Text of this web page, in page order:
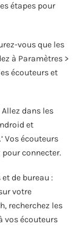
étapes pour
vous que les
à Paramètres >
écouteurs et
dans les
et
Vos écouteurs
connecter.
de bureau :
votre
recherchez les
vos écouteurs